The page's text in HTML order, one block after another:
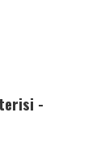
-